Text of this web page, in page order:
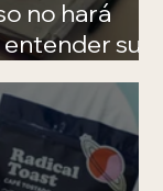
no hará
su